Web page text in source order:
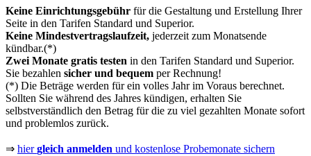
Keine Einrichtungsgebühr für die Gestaltung und Erstellung Ihrer
Seite in den Tarifen Standard und Superior.
Keine Mindestvertragslaufzeit, jederzeit zum Monatsende
kündbar.(*)
Zwei Monate gratis testen in den Tarifen Standard und Superior.
Sie bezahlen sicher und bequem per Rechnung!
(*) Die Beträge werden für ein volles Jahr im Voraus berechnet.
Sollten Sie während des Jahres kündigen, erhalten Sie
selbstverständlich den Betrag für die zu viel gezahlten Monate sofort
und problemlos zurück.
⇒ hiergleich anmelden und kostenlose Probemonate sichern